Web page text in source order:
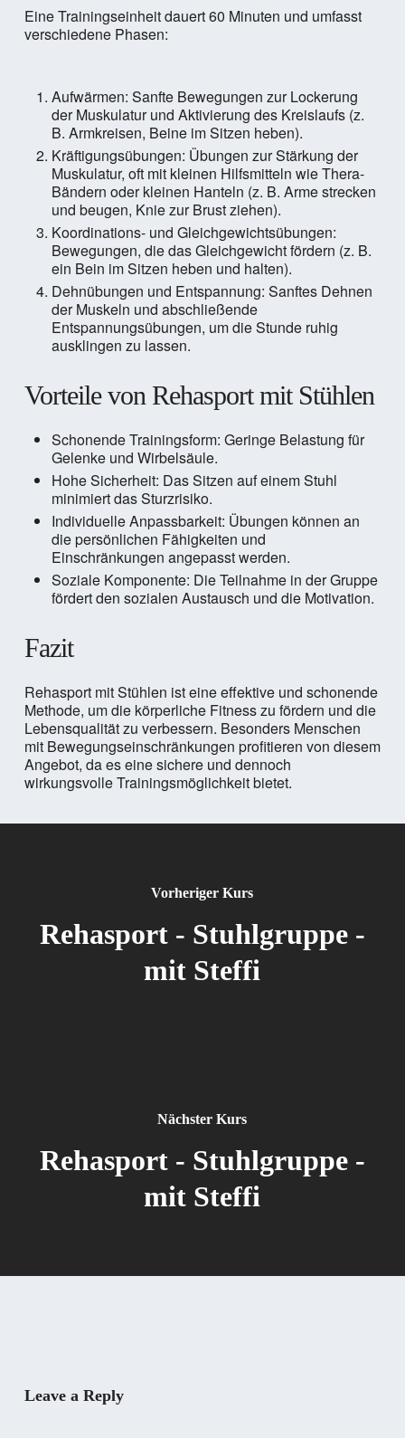
Eine Trainingseinheit dauert 60 Minuten und umfasst
verschiedene Phasen:
Aufwärmen: Sanfte Bewegungen zur Lockerung
der Muskulatur und Aktivierung des Kreislaufs (z.
B. Armkreisen, Beine im Sitzen heben).
Kräftigungsübungen: Übungen zur Stärkung der
Muskulatur, oft mit kleinen Hilfsmitteln wie Thera-
Bändern oder kleinen Hanteln (z. B. Arme strecken
und beugen, Knie zur Brust ziehen).
Koordinations- und Gleichgewichtsübungen:
Bewegungen, die das Gleichgewicht fördern (z. B.
ein Bein im Sitzen heben und halten).
Dehnübungen und Entspannung: Sanftes Dehnen
der Muskeln und abschließende
Entspannungsübungen, um die Stunde ruhig
ausklingen zu lassen.
Vorteile von Rehasport mit Stühlen
Schonende Trainingsform: Geringe Belastung für
Gelenke und Wirbelsäule.
Hohe Sicherheit: Das Sitzen auf einem Stuhl
minimiert das Sturzrisiko.
Individuelle Anpassbarkeit: Übungen können an
die persönlichen Fähigkeiten und
Einschränkungen angepasst werden.
Soziale Komponente: Die Teilnahme in der Gruppe
fördert den sozialen Austausch und die Motivation.
Fazit
Rehasport mit Stühlen ist eine effektive und schonende
Methode, um die körperliche Fitness zu fördern und die
Lebensqualität zu verbessern. Besonders Menschen
mit Bewegungseinschränkungen profitieren von diesem
Angebot, da es eine sichere und dennoch
wirkungsvolle Trainingsmöglichkeit bietet.
Vorheriger Kurs
Rehasport - Stuhlgruppe -
mit Steffi
Nächster Kurs
Rehasport - Stuhlgruppe -
mit Steffi
Leave a Reply